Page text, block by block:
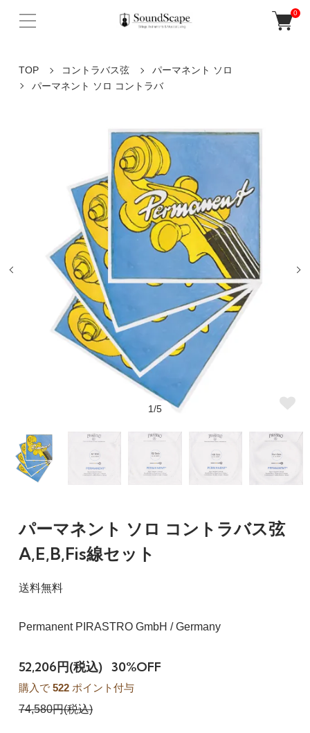
0
TOP コントラバス弦
パーマネント ソロ
パーマネント ソロ コントラバ
1/5
パーマネント ソロ コントラバス弦
A,E,B,Fis線セット
送料無料
Permanent PIRASTRO GmbH / Germany
52,206円(税込) 30%OFF
購入で 522ポイント付与
74,580円(税込)